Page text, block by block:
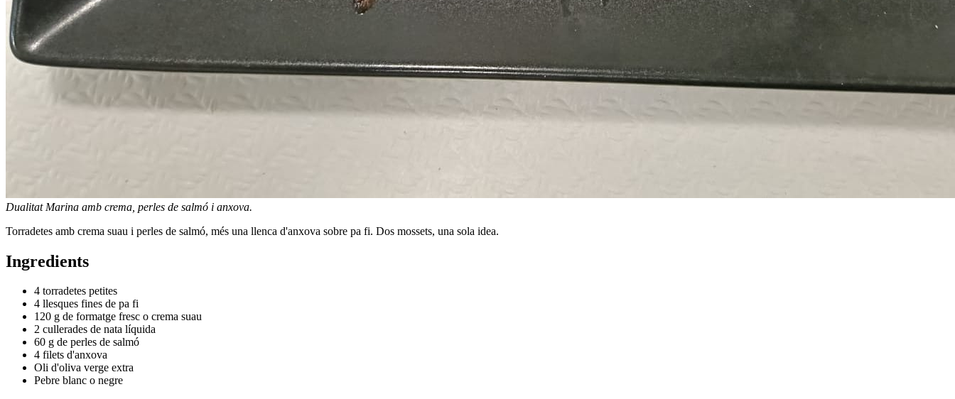
Dualitat Marina amb crema, perles de salmó i anxova.
Torradetes amb crema suau i perles de salmó, més una llenca d'anxova sobre pa fi. Dos mossets, una sola idea.
Ingredients
4 torradetes petites
4 llesques fines de pa fi
120 g de formatge fresc o crema suau
2 cullerades de nata líquida
60 g de perles de salmó
4 filets d'anxova
Oli d'oliva verge extra
Pebre blanc o negre